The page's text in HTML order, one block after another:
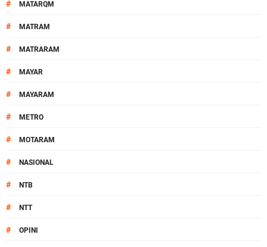
# MATARQM
# MATRAM
# MATRARAM
# MAYAR
# MAYARAM
# METRO
# MOTARAM
# NASIONAL
# NTB
# NTT
# OPINI